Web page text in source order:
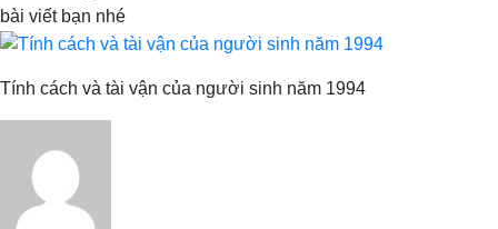
bài viết bạn nhé
Tính cách và tài vận của người sinh năm 1994